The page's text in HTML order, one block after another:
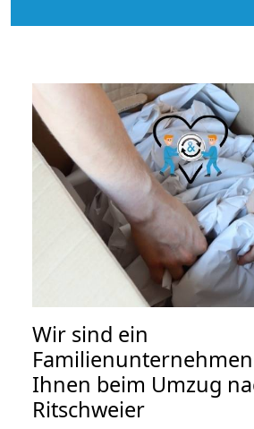
Wir sind ein
Ihnen beim Umzug
Ritschweier